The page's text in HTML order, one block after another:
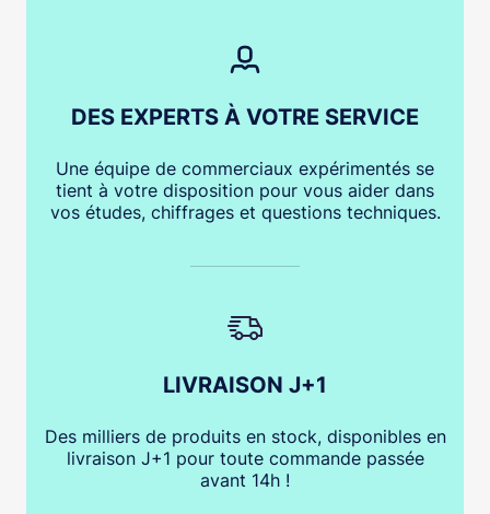
DES EXPERTS À VOTRE SERVICE
Une équipe de commerciaux expérimentés se
tient à votre disposition pour vous aider dans
vos études, chiffrages et questions techniques.
LIVRAISON J+1
Des milliers de produits en stock, disponibles en
livraison J+1 pour toute commande passée
avant 14h !